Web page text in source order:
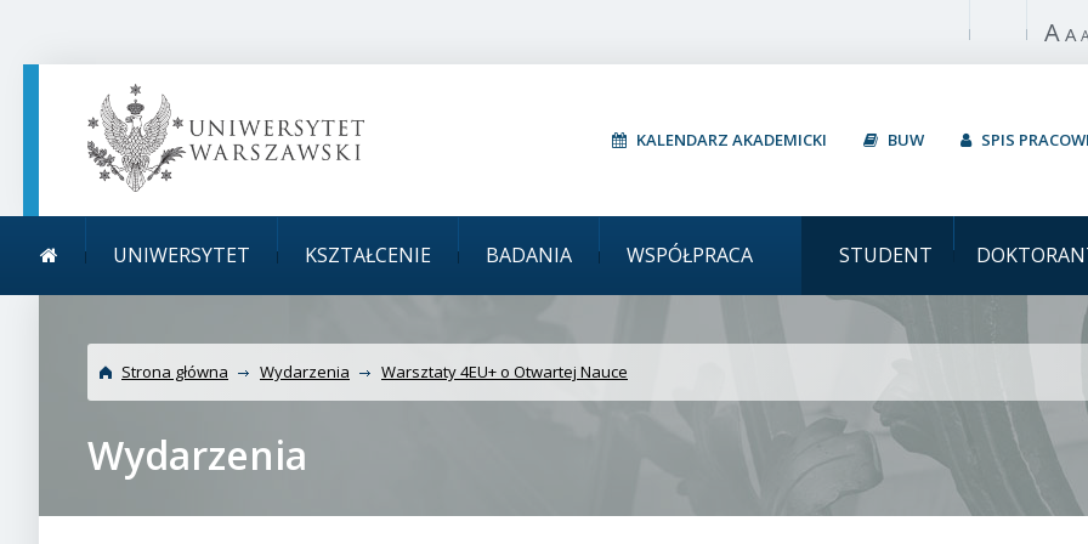
Włącz A A
KALENDARZ AKADEMICKI BUW SPIS
główne
UNIWERSYTET KSZTAŁCENIE BADANIA WSPÓŁPRACA STUDENT
Uniwersytet Warszawski Warsztaty
Strona główna Wydarzenia Warsztaty 4EU+ o Otwartej Nauce
Wydarzenia